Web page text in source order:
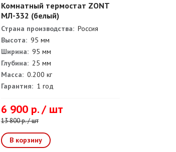
Комнатный термостат ZONT
МЛ-332 (белый)
Страна производства: Россия
Высота: 95 мм
Ширина: 95 мм
Глубина: 25 мм
Масса: 0.200 кг
Гарантия: 1 год
6 900 р. / шт
13 800 р. / шт